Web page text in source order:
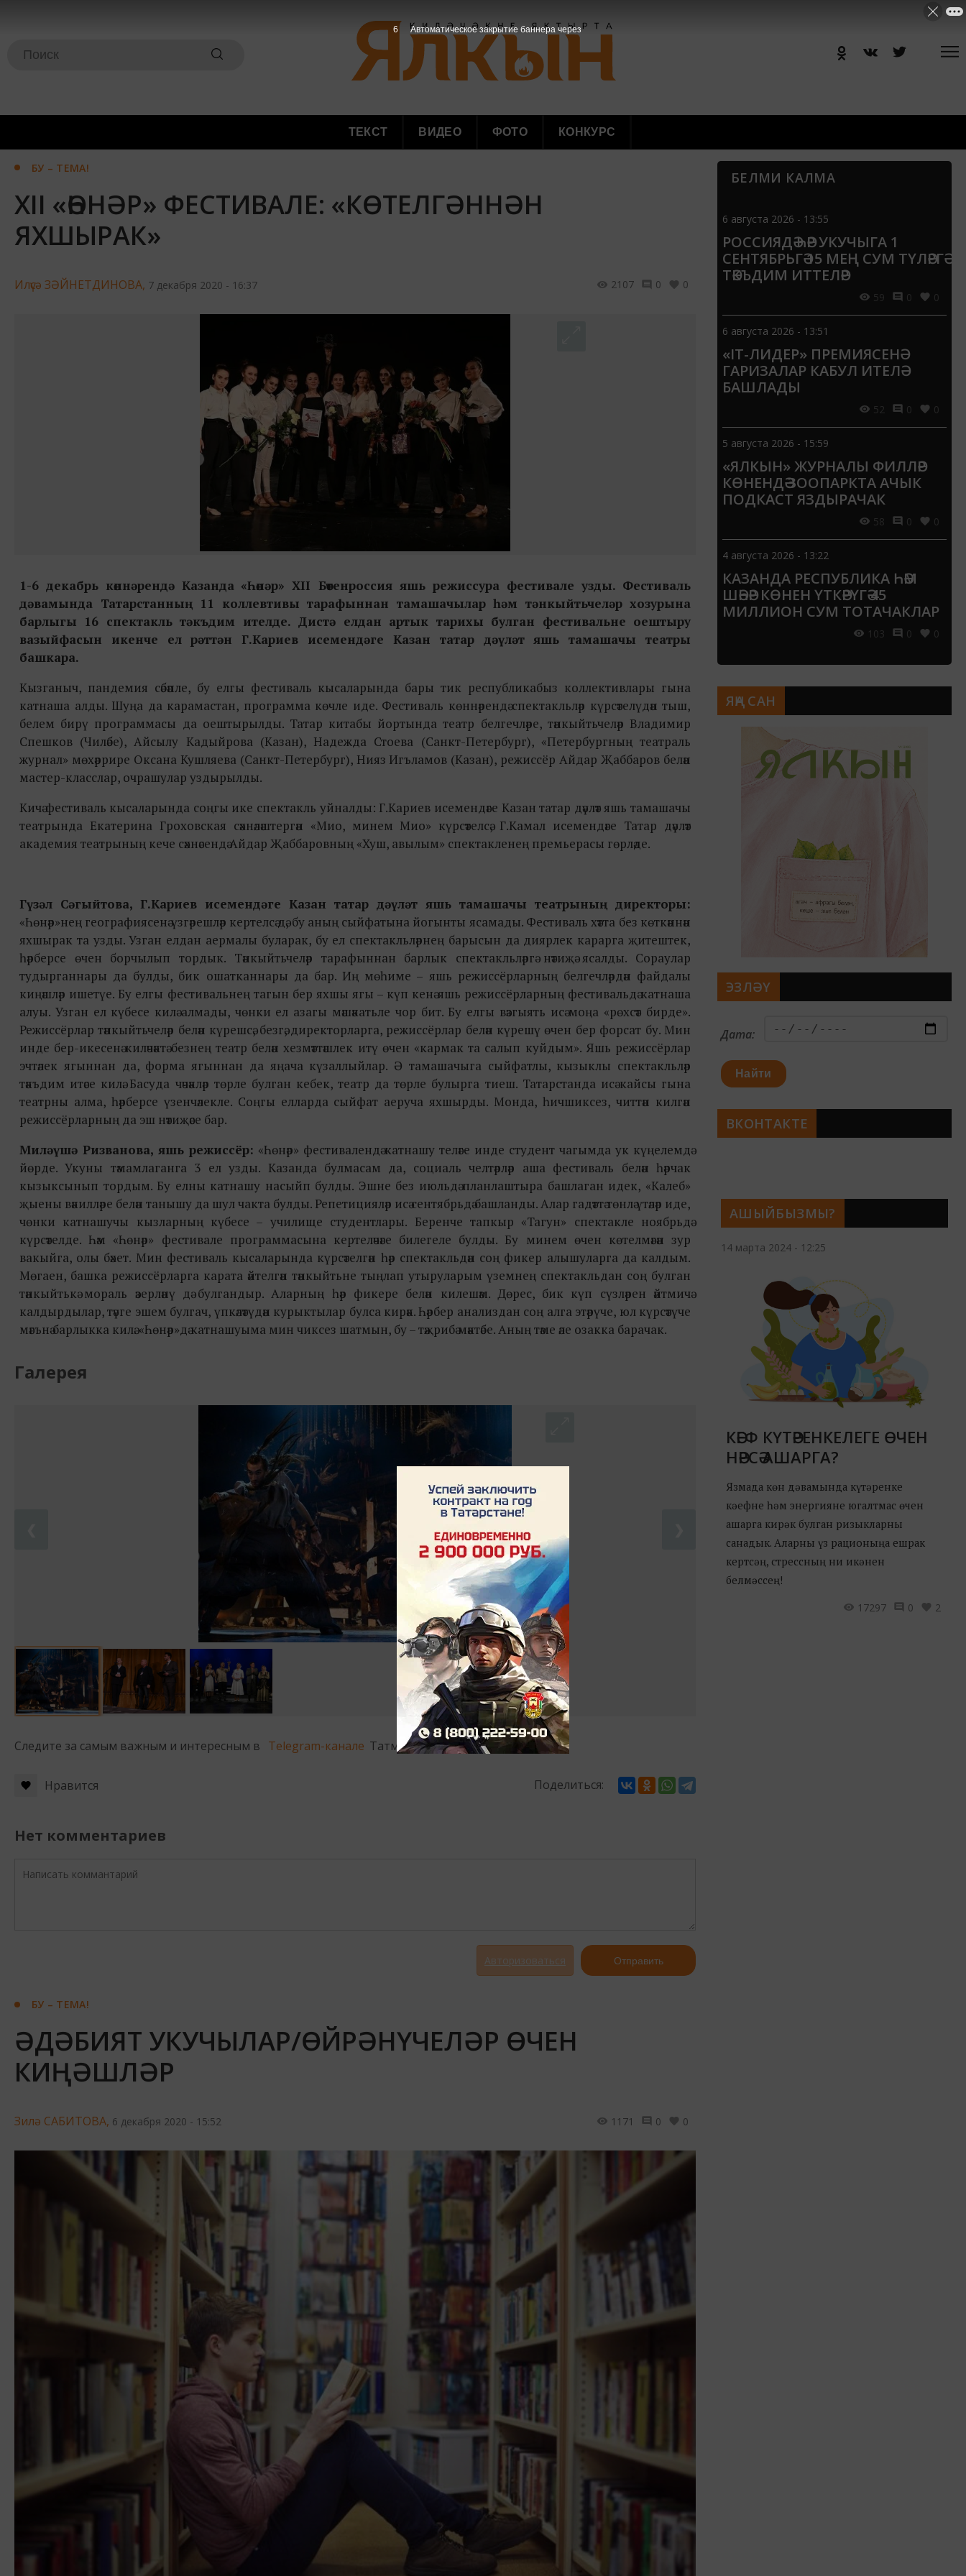
ТЕКСТ ВИДЕО ФОТО КОНКУРС
БУ – ТЕМА!
XII «ҺӨНӘР» ФЕСТИВАЛЕ: «КӨТЕЛГӘННӘН
ЯХШЫРАК»
Илүсә ЗӘЙНЕТДИНОВА, 7 декабря 2020 - 16:37 2107 0 0
1-6 декабрь көннәрендә Казанда «Һөнәр» XII Бөтенроссия яшь режиссура фестивале узды. Фестиваль
дәвамында Татарстанның 11 коллевтивы тарафыннан тамашачылар һәм тәнкыйтьчеләр хозурына
барлыгы 16 спектакль тәкъдим ителде. Дистә елдан артык тарихы булган фестивальне оештыру
вазыйфасын икенче ел рәттән Г.Кариев исемендәге Казан татар дәүләт яшь тамашачы театры
башкара.
Кызганыч, пандемия сәбәпле, бу елгы фестиваль кысаларында бары тик республикабыз коллективлары гына
катнаша алды. Шуңа да карамастан, программа көчле иде. Фестиваль көннәрендә спектакльләр күрсәтелүдән тыш,
белем бирү программасы да оештырылды. Татар китабы йортында театр белгечләре, тәнкыйтьчеләр Владимир
Спешков (Чиләбе), Айсылу Кадыйрова (Казан), Надежда Стоева (Санкт-Петербург), «Петербургның театраль
журнал» мөхәррире Оксана Кушляева (Санкт-Петербург), Нияз Игъламов (Казан), режиссёр Айдар Җаббаров белән
мастер-класслар, очрашулар уздырылды.
Кичә фестиваль кысаларында соңгы ике спектакль уйналды: Г.Кариев исемендәге Казан татар дәүләт яшь тамашачы
театрында Екатерина Гроховская сәхнәләштергән «Мио, минем Мио» күрсәтелсә, Г.Камал исемендәге Татар дәүләт
академия театрының кече сәхнәсендә Айдар Җаббаровның «Хуш, авылым» спектакленең премьерасы гөрләде.
Гүзәл Сәгыйтова, Г.Кариев исемендәге Казан татар дәүләт яшь тамашачы театрының директоры:
«Һөнәр»нең географиясенә үзгәрешләр кертелсә дә, бу аның сыйфатына йогынты ясамады. Фестиваль хәтта без көткәннән
яхшырак та узды. Узган елдан аермалы буларак, бу ел спектакльләрнең барысын да диярлек карарга җитештек,
һәрберсе өчен борчылып тордык. Тәнкыйтьчеләр тарафыннан барлык спектакльләргә нәтиҗә ясалды. Сораулар
тудырганнары да булды, бик ошатканнары да бар. Иң мөһиме – яшь режиссёрларның белгечләрдән файдалы
киңәшләр ишетүе. Бу елгы фестивальнең тагын бер яхшы ягы – күп кенә яшь режиссёрларның фестивальдә катнаша
алуы. Узган ел күбесе килә алмады, чөнки ел азагы мәшәкатьле чор бит. Бу елгы вәзгыять исә моңа «рөхсәт бирде».
Режиссёрлар тәнкыйтьчеләр белән күрешсә, безгә, директорларга, режиссёрлар белән күрешү өчен бер форсат бу. Мин
инде бер-икесенә киләчәктә безнең театр белән хезмәттәшлек итү өчен «кармак та салып куйдым». Яшь режиссёрлар
эчтәлек ягыннан да, форма ягыннан да яңача күзаллыйлар. Ә тамашачыга сыйфатлы, кызыклы спектакльләр
тәкъдим итәсе килә. Басуда чәчәкләр төрле булган кебек, театр да төрле булырга тиеш. Татарстанда исә кайсы гына
театрны алма, һәрберсе үзенчәлекле. Соңгы елларда сыйфат аеруча яхшырды. Монда, һичшиксез, читтән килгән
режиссёрларның да эш нәтиҗәсе бар.
Миләүшә Ризванова, яшь режиссёр: «Һөнәр» фестивалендә катнашу теләге инде студент чагымда ук күңелемдә
йөрде. Укуны тәмамлаганга 3 ел узды. Казанда булмасам да, социаль челтәрләр аша фестиваль белән һәрчак
кызыксынып тордым. Бу елны катнашу насыйп булды. Эшне без июльдә планлаштыра башлаган идек, «Калеб»
җыены вәкилләре белән танышу да шул чакта булды. Репетицияләр исә сентябрьдә башланды. Алар гадәттә төнлә үтәләр иде,
чөнки катнашучы кызларның күбесе – училище студентлары. Беренче тапкыр «Тагун» спектакле ноябрьдә
күрсәтелде. Һәм «Һөнәр» фестивале программасына кертеләчәге билегеле булды. Бу минем өчен көтелмәгән зур
вакыйга, олы бәхет. Мин фестиваль кысаларында күрсәтелгән һәр спектакльдән соң фикер алышуларга да калдым.
Мөгаен, башка режиссёрларга карата әйтелгән тәнкыйтьне тыңлап утыруларым үземнең спектакльдан соң булган
тәнкыйтькә мораль әзерләнү дә булгандыр. Аларның һәр фикере белән килешәм. Дөрес, бик күп сүзләрен әйтмичә
калдырдылар, тәүге эшем булгач, үпкәләтүдән курыктылар булса кирәк. Һәрбер анализдан соң алга этәрүче, юл күрсәтүче
мәгънә барлыкка килә. «Һөнәр»дә катнашуыма мин чиксез шатмын, бу – тәҗрибә мәктәбе. Аның тәме әле озакка барачак.
Галерея
Следите за самым важным и интересным в Telegram-канале Татмедиа
Нравится Поделиться:
Нет комментариев
Авторизоваться Отправить
БУ – ТЕМА!
ӘДӘБИЯТ УКУЧЫЛАР/ӨЙРӘНҮЧЕЛӘР ӨЧЕН
КИҢӘШЛӘР
Зилә САБИТОВА, 6 декабря 2020 - 15:52 1171 0 0
БЕЛМИ КАЛМА
6 августа 2026 - 13:55
РОССИЯДӘ ҺӘР УКУЧЫГА 1
СЕНТЯБРЬГӘ 15 МЕҢ СУМ ТҮЛӘРГӘ
ТӘКЪДИМ ИТТЕЛӘР
59 0 0
6 августа 2026 - 13:51
«IT-ЛИДЕР» ПРЕМИЯСЕНӘ
ГАРИЗАЛАР КАБУЛ ИТЕЛӘ
БАШЛАДЫ
52 0 0
5 августа 2026 - 15:59
«ЯЛКЫН» ЖУРНАЛЫ ФИЛЛӘР
КӨНЕНДӘ ЗООПАРКТА АЧЫК
ПОДКАСТ ЯЗДЫРАЧАК
58 0 0
4 августа 2026 - 13:22
КАЗАНДА РЕСПУБЛИКА ҺӘМ
ШӘҺӘР КӨНЕН ҮТКӘРҮГӘ 45
МИЛЛИОН СУМ ТОТАЧАКЛАР
103 0 0
АШЫЙБЫЗМЫ?
14 марта 2024 - 12:25
КӘЕФ КҮТӘРЕНКЕЛЕГЕ ӨЧЕН
НӘРСӘ АШАРГА?
Язмада көн дәвамында күтәренке
кәефне һәм энергияне югалтмас өчен
ашарга кирәк булган ризыкларны
санадык. Аларны үз рационыңа ешрак
кертсәң, стрессның ни икәнен
белмәссең!
17297
0 2
ЯҢА САН
ЭЗЛӘҮ
Дата:
Найти
ВКОНТАКТЕ
4 Автоматическое закрытие баннера через